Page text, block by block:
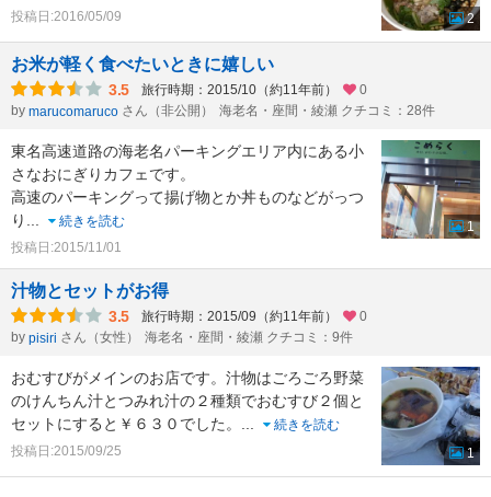
投稿日:2016/05/09
2
お米が軽く食べたいときに嬉しい
3.5 旅行時期：2015/10（約11年前）
0
by marucomaruco さん（非公開） 海老名・座間・綾瀬 クチコミ：28件
東名高速道路の海老名パーキングエリア内にある小
さなおにぎりカフェです。
高速のパーキングって揚げ物とか丼ものなどがっつ
り ...
続きを読む
投稿日:2015/11/01
1
汁物とセットがお得
3.5 旅行時期：2015/09（約11年前）
0
by pisiri さん（女性） 海老名・座間・綾瀬 クチコミ：9件
おむすびがメインのお店です。汁物はごろごろ野菜
のけんちん汁とつみれ汁の２種類でおむすび２個と
セットにすると￥６３０でした。 ...
続きを読む
投稿日:2015/09/25
1